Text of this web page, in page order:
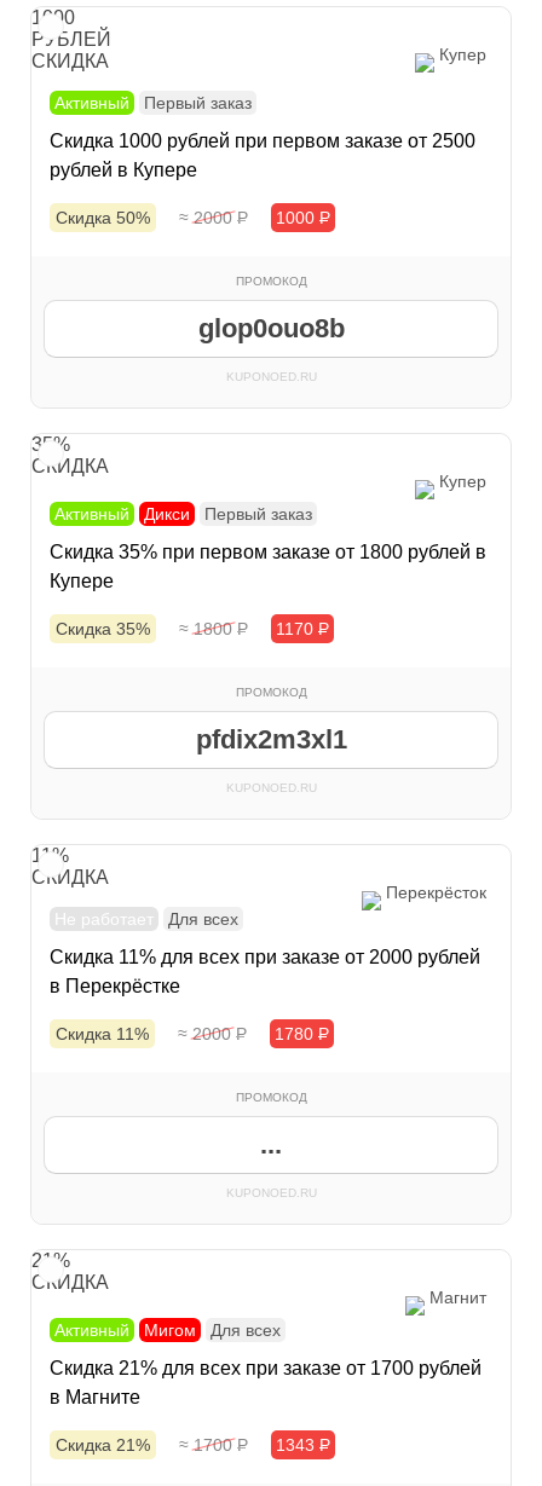
1000
РУБЛЕЙ
СКИДКА
Купер
Активный Первый заказ
Скидка 1000 рублей при первом заказе от 2500
рублей в Купере
Скидка 50% ≈ 2000Р 1000 Р
ПРОМОКОД
glop0ouo8b
KUPONOED.RU
35%
СКИДКА
Купер
Активный
Дикси Первый заказ
Скидка 35% при первом заказе от 1800 рублей в
Купере
Скидка 35% ≈ 1800Р 1170 Р
ПРОМОКОД
pfdix2m3xl1
KUPONOED.RU
11%
СКИДКА
Перекрёсток
Не работает
Для всех
Скидка 11% для всех при заказе от 2000 рублей
в Перекрёстке
Скидка 11% ≈ 2000Р 1780 Р
ПРОМОКОД
...
KUPONOED.RU
21%
СКИДКА
Магнит
Активный
Мигом Для всех
Скидка 21% для всех при заказе от 1700 рублей
в Магните
Скидка 21% ≈ 1700Р 1343 Р